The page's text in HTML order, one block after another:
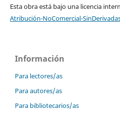
Esta obra está bajo una licencia
Atribución-NoComercial-
Información
Para lectores/as
Para autores/as
Para bibliotecarios/as